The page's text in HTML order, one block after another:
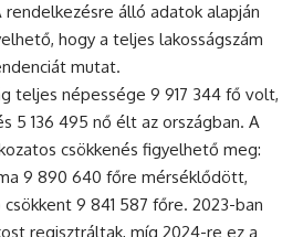
rendelkezésre álló adatok alapján
hogy a teljes lakosságszám
mutat.
teljes népessége 9 917 344 fő volt,
5 136 495 nő élt az országban. A
csökkenés figyelhető meg:
9 890 640 főre mérséklődött,
9 841 587 főre. 2023-ban
regisztráltak, míg 2024-re ez a